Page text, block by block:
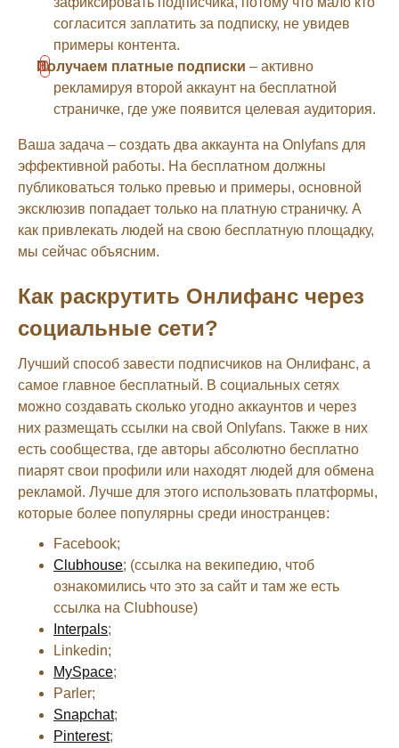
согласится заплатить за подписку, не увидев
примеры контента.
Получаем платные подписки – активно
рекламируя второй аккаунт на бесплатной
страничке, где уже появится целевая аудитория.
Ваша задача – создать два аккаунта на Onlyfans для
эффективной работы. На бесплатном должны
публиковаться только превью и примеры, основной
эксклюзив попадает только на платную страничку. А
как привлекать людей на свою бесплатную площадку,
мы сейчас объясним.
Как раскрутить Онлифанс через
социальные сети?
Лучший способ завести подписчиков на Онлифанс, а
самое главное бесплатный. В социальных сетях
можно создавать сколько угодно аккаунтов и через
них размещать ссылки на свой Onlyfans. Также в них
есть сообщества, где авторы абсолютно бесплатно
пиарят свои профили или находят людей для обмена
рекламой. Лучше для этого использовать платформы,
которые более популярны среди иностранцев:
Facebook;
Clubhouse; (ссылка на векипедию, чтоб
ознакомились что это за сайт и там же есть
ссылка на Clubhouse)
Interpals;
Linkedin;
MySpace;
Parler;
Snapchat;
Pinterest;